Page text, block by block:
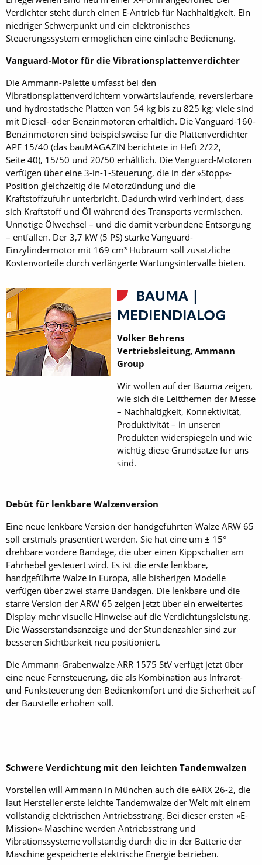
Verdichter steht durch einen E-Antrieb für Nachhaltigkeit. Ein
niedriger Schwerpunkt und ein elektronisches
Steuerungssystem ermöglichen eine einfache Be­dienung.
Vanguard-Motor für die Vibrationsplattenverdichter
Die Ammann-Palette umfasst bei den
Vibrationsplattenverdichtern vorwärtslaufende, reversierbare
und hydrostatische Platten von 54 kg bis zu 825 kg; viele sind
mit Diesel- oder Benzinmotoren erhältlich. Die Vanguard-160-
Benzinmotoren sind beispielsweise für die Plattenverdichter
APF 15/40 (das bauMAGAZIN berichtete in Heft 2/22,
Seite 40), 15/50 und 20/50 erhältlich. Die Vanguard-Motoren
verfügen über eine 3-in-1-Steuerung, die in der »Stopp«-
Position gleichzeitig die Motorzündung und die
Kraftstoffzufuhr unterbricht. Dadurch wird verhindert, dass
sich Kraftstoff und Öl während des Transports vermischen.
Unnötige Ölwechsel – und die damit verbundene Entsorgung
– entfallen. Der 3,7 kW (5 PS) starke Vanguard-
Einzylindermotor mit 169 cm³ Hubraum soll zusätzliche
Kostenvorteile durch verlängerte Wartungsintervalle bieten.
BAUMA |
MEDIENDIALOG
Volker Behrens
Vertriebsleitung, Ammann
Group
Wir wollen auf der Bauma zeigen,
wie sich die Leitthemen der Messe
– Nachhaltigkeit, Konnektivität,
Produktivität – in unseren
Produkten widerspiegeln und wie
wichtig diese Grundsätze für uns
sind.
Debüt für lenkbare Walzenversion
Eine neue lenkbare Version der handgeführten Walze ARW 65
soll erstmals präsentiert werden. Sie hat eine um ± 15°
drehbare vordere Bandage, die über einen Kippschalter am
Fahrhebel gesteuert wird. Es ist die erste lenkbare,
handgeführte Walze in Europa, alle bisherigen Modelle
verfügen über zwei starre Bandagen. Die lenkbare und die
starre Version der ARW 65 zeigen jetzt über ein erweitertes
Display mehr visuelle Hinweise auf die Verdichtungsleistung.
Die Wasserstandsanzeige und der Stundenzähler sind zur
besseren Sichtbarkeit neu positioniert.
Die Ammann-Grabenwalze ARR 1575 StV verfügt jetzt über
eine neue Fernsteuerung, die als Kombination aus Infrarot-
und Funksteuerung den Bedienkomfort und die Sicherheit auf
der Baustelle erhöhen soll.
Schwere Verdichtung mit den leichten Tandemwalzen
Vorstellen will Ammann in München auch die eARX 26-2, die
laut Hersteller erste leichte Tandemwalze der Welt mit einem
vollständig elektrischen Antriebsstrang. Bei dieser ersten »E-
Mission«-Maschine werden Antriebsstrang und
Vibrationssysteme vollständig durch die in der Batterie der
Maschine gespeicherte elektrische Energie be­trieben.